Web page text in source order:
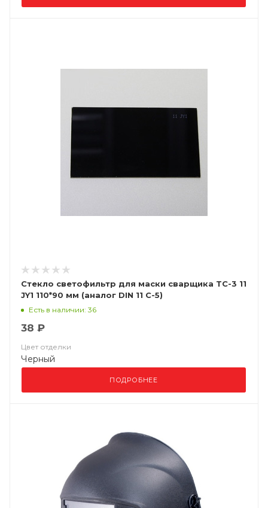
Стекло светофильтр для маски сварщика ТС-3 11
JY1 110*90 мм (аналог DIN 11 С-5)
Есть в наличии: 36
38 ₽
Цвет отделки
Черный
ПОДРОБНЕЕ